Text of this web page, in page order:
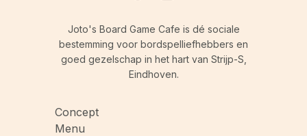
Joto's Board Game Cafe is dé sociale
bestemming voor bordspelliefhebbers en
goed gezelschap in het hart van Strijp-S,
Eindhoven.
Concept
Menu